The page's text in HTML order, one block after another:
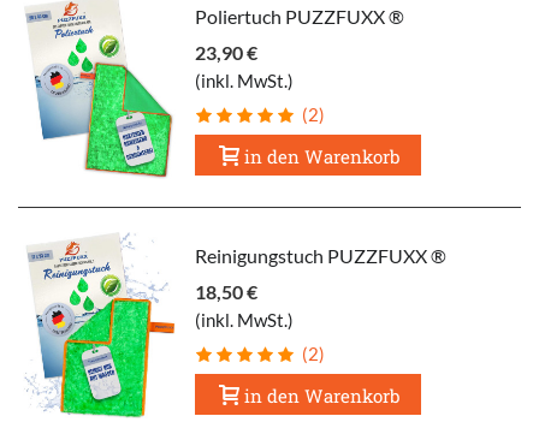
Poliertuch PUZZFUXX ®
23,90 €
(inkl. MwSt.)
(2)
in den Warenkorb
Reinigungstuch PUZZFUXX ®
18,50 €
(inkl. MwSt.)
(2)
in den Warenkorb